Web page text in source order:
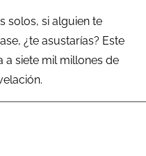
solos, si alguien te
¿te asustarías? Este
a siete mil millones de